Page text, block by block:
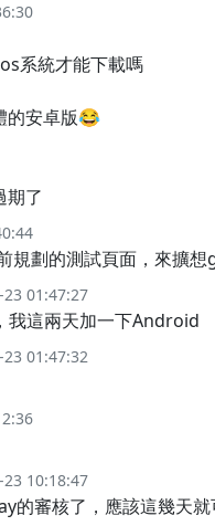
系統才能下載嗎
的安卓版😂
期了
規劃的測試頁面，來擴
23 01:47:27
我這兩天加一下Android
01:47:32
23 10:18:47
的審核了，應該這幾天